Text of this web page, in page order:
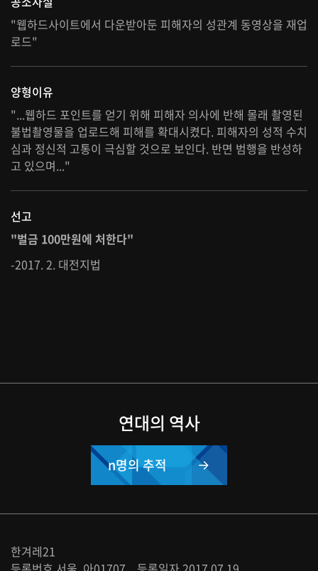
"웹하드사이트에서 다운받아둔 피해자의 성관계 동영상을 재업
로드"
양형이유
"...웹하드 포인트를 얻기 위해 피해자 의사에 반해 몰래 촬영된
불법촬영물을 업로드해 피해를 확대시켰다. 피해자의 성적 수치
심과 정신적 고통이 극심할 것으로 보인다. 반면 범행을 반성하
고 있으며..."
선고
"벌금 100만원에 처한다"
-2017. 2. 대전지법
연대의 역사
n명의 추적
한겨레21